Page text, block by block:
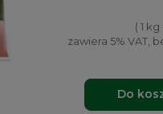
( 1 kg
zawiera 5% VAT,
Do